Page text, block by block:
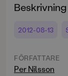
Beskrivning
2012-08-13
FÖRFATTARE
Per Nilsson